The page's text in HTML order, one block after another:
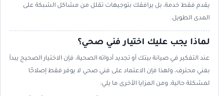
يقدم فقط خدمة، بل يرافقك بتوجيهات تقلل من مشاكل الشبكة على
المدى الطويل.
لماذا يجب عليك اختيار فني صحي؟
عند التفكير في صيانة بيتك أو تجديد أدواته الصحية، فإن الاختيار الصحيح يبدأ
بفني محترف، ولهذا فإن الاعتماد على فني صحي لا يوفر فقط إصلاحًا
لمشكلة حالية، ومن المزايا الأخرى ما يلي: